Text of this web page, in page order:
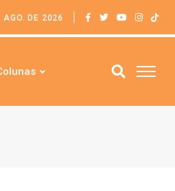
AGO. DE 2026